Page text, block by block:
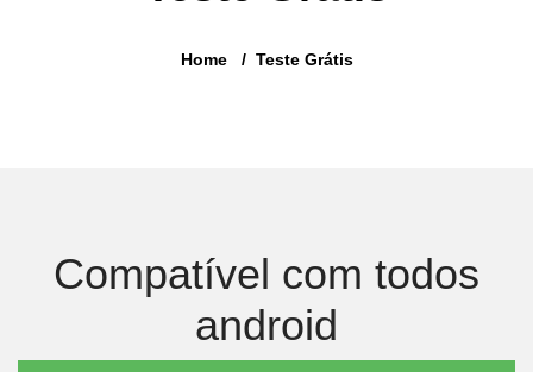
Home Teste Grátis
Compatível com todos
android